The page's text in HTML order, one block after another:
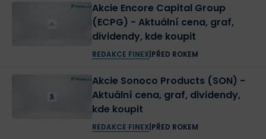
Akcie Encore Capital Group
(ECPG) - Aktuální cena, graf,
dividendy, kde koupit
REDAKCE FINEX| PŘED ROKEM
Akcie Sonoco Products (SON) -
Aktuální cena, graf, dividendy,
kde koupit
REDAKCE FINEX| PŘED ROKEM